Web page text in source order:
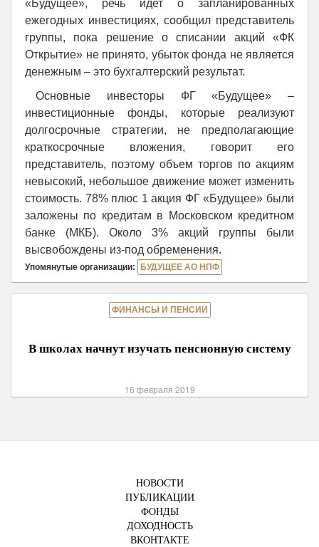
«Будущее», речь идет о запланированных
ежегодных инвестициях, сообщил представитель
группы, пока решение о списании акций «ФК
Открытие» не принято, убыток фонда не является
денежным – это бухгалтерский результат.
Основные инвесторы ФГ «Будущее» –
инвестиционные фонды, которые реализуют
долгосрочные стратегии, не предполагающие
краткосрочные вложения, говорит его
представитель, поэтому объем торгов по акциям
невысокий, небольшое движение может изменить
стоимость. 78% плюс 1 акция ФГ «Будущее» были
заложены по кредитам в Московском кредитном
банке (МКБ). Около 3% акций группы были
высвобождены из-под обременения.
Упомянутые организации: БУДУЩЕЕ АО НПФ
ФИНАНСЫ И ПЕНСИИ
В школах начнут изучать пенсионную систему
16 февраля 2019
НОВОСТИ
ПУБЛИКАЦИИ
ФОНДЫ
ДОХОДНОСТЬ
ВКОНТАКТЕ